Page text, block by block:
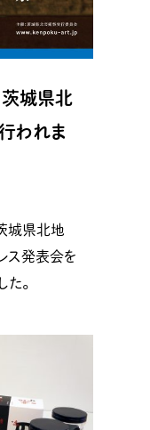
城県北
われま
城県北地
ス発表会を
。